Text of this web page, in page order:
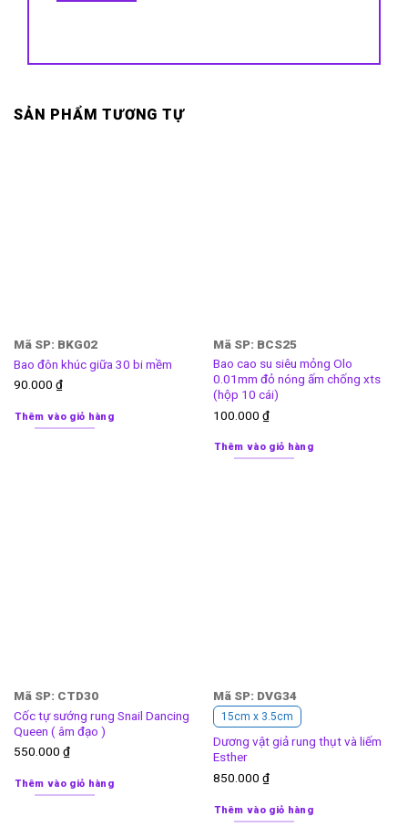
SẢN PHẨM TƯƠNG TỰ
Mã SP: BKG02
Bao đôn khúc giữa 30 bi mềm
90.000 ₫
Thêm vào giỏ hàng
Mã SP: BCS25
Bao cao su siêu mỏng Olo
0.01mm đỏ nóng ấm chống xts
(hộp 10 cái)
100.000 ₫
Thêm vào giỏ hàng
Mã SP: CTD30
Cốc tự sướng rung Snail Dancing
Queen ( âm đạo )
550.000 ₫
Thêm vào giỏ hàng
Mã SP: DVG34
15cm x 3.5cm
Dương vật giả rung thụt và liếm
Esther
850.000 ₫
Thêm vào giỏ hàng